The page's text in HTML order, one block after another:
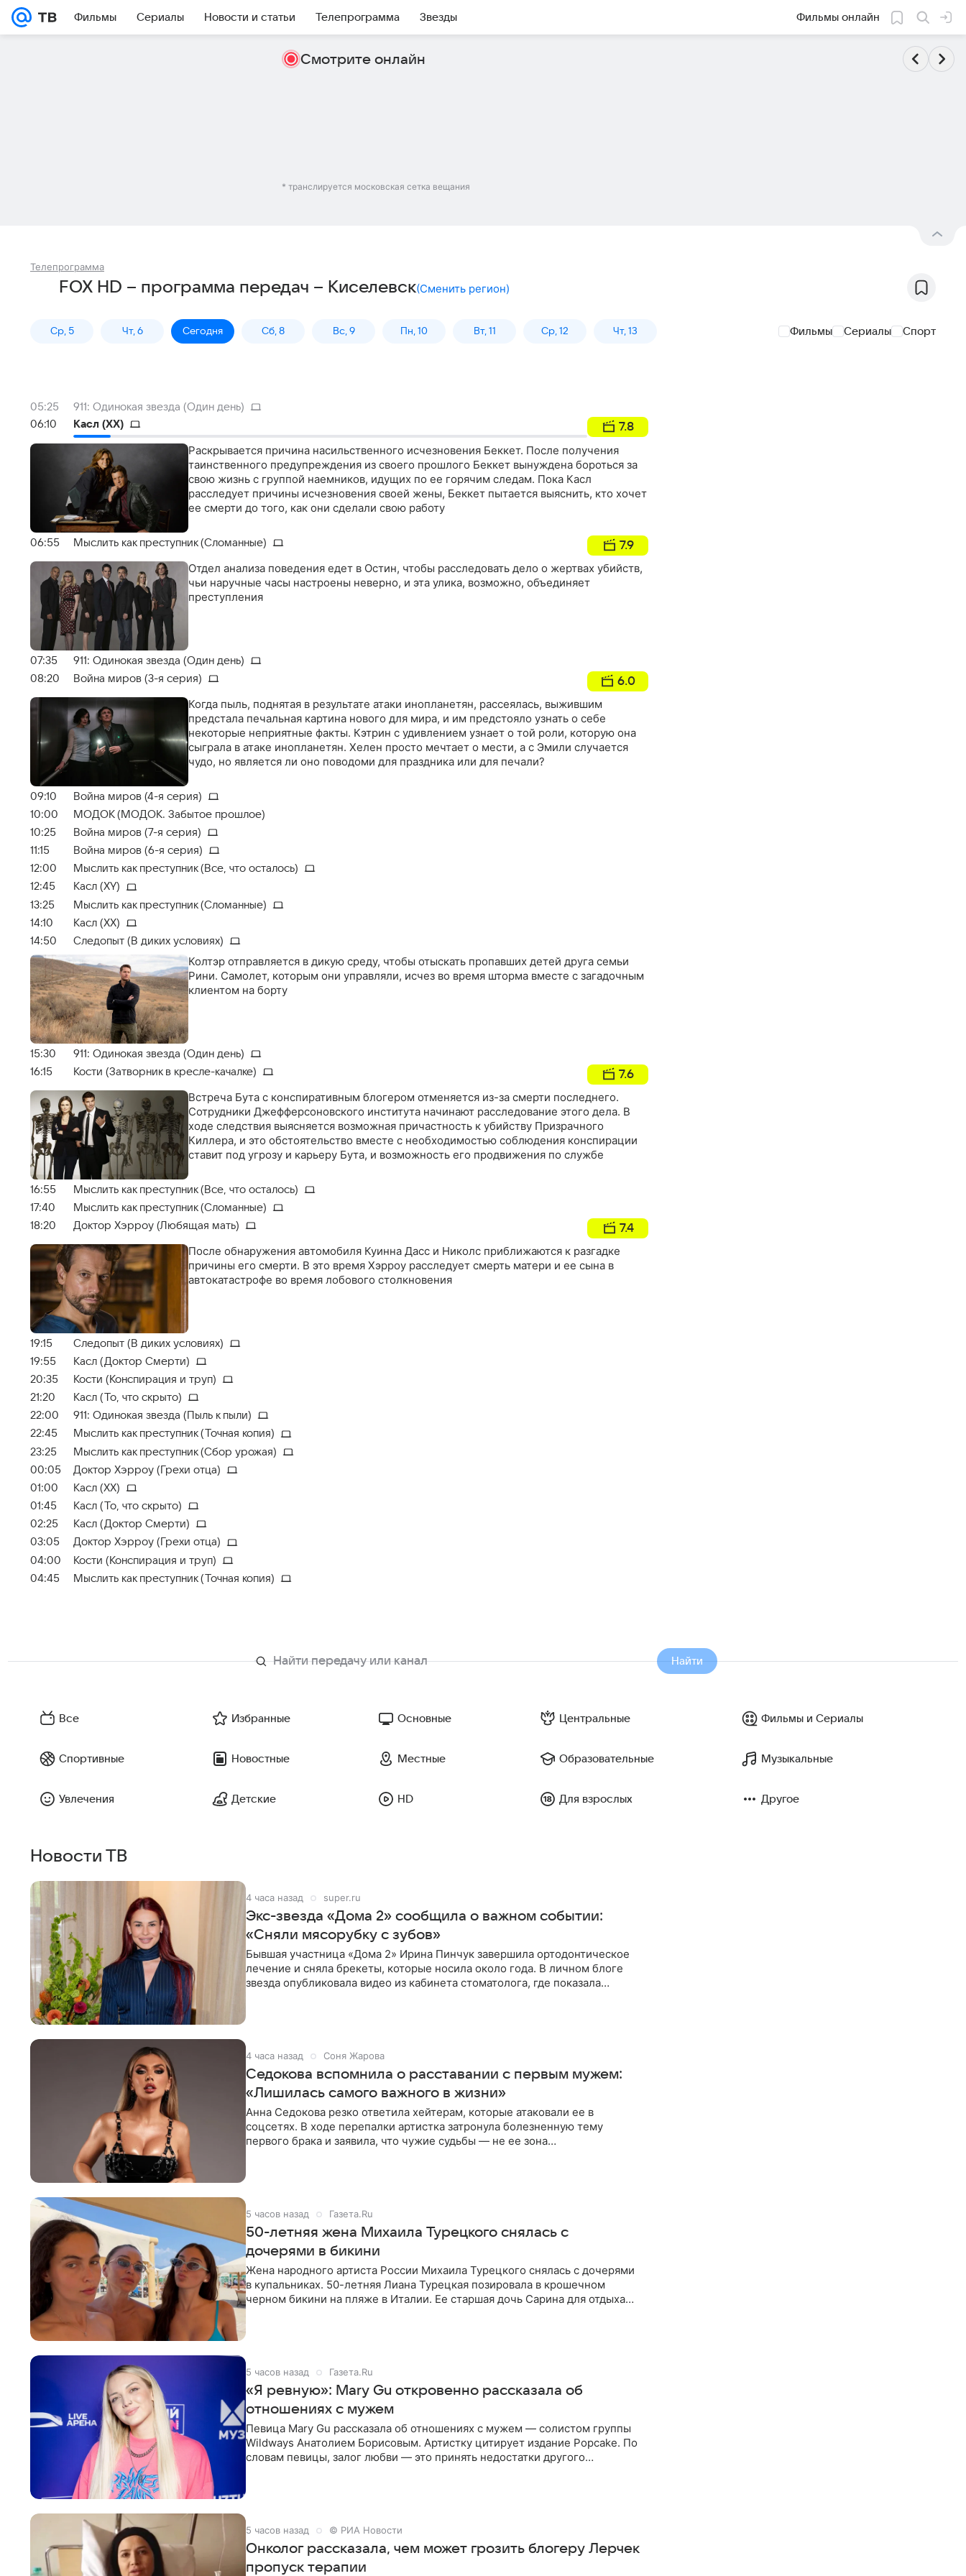
Фильмы Сериалы Новости и статьи Телепрограмма Звезды Фильмы онлайн
Смотрите онлайн
* транслируется московская сетка вещания
Телепрограмма
FOX HD – программа передач – Киселевск(Сменить регион)
Ср, 5 Чт, 6 Сегодня Сб, 8 Вс, 9 Пн, 10 Вт, 11 Ср, 12 Чт, 13 Фильмы Сериалы Спорт
05:25
911: Одинокая звезда (Один день)
06:10
Касл (XX) 7.8
Раскрывается причина насильственного исчезновения Беккет. После получения
таинственного предупреждения из своего прошлого Беккет вынуждена бороться за
свою жизнь с группой наемников, идущих по ее горячим следам. Пока Касл
расследует причины исчезновения своей жены, Беккет пытается выяснить, кто хочет
ее смерти до того, как они сделали свою работу
06:55 Мыслить как преступник (Сломанные) 7.9
Отдел анализа поведения едет в Остин, чтобы расследовать дело о жертвах убийств,
чьи наручные часы настроены неверно, и эта улика, возможно, объединяет
преступления
07:35
911: Одинокая звезда (Один день)
08:20
Война миров (3-я серия) 6.0
Когда пыль, поднятая в результате атаки инопланетян, рассеялась, выжившим
предстала печальная картина нового для мира, и им предстояло узнать о себе
некоторые неприятные факты. Кэтрин с удивлением узнает о той роли, которую она
сыграла в атаке инопланетян. Хелен просто мечтает о мести, а с Эмили случается
чудо, но является ли оно поводоми для праздника или для печали?
09:10
Война миров (4-я серия)
10:00
МОДОК (МОДОК. Забытое прошлое)
10:25
Война миров (7-я серия)
11:15
Война миров (6-я серия)
12:00
Мыслить как преступник (Все, что осталось)
12:45
Касл (XY)
13:25
Мыслить как преступник (Сломанные)
14:10
Касл (XX)
14:50
Следопыт (В диких условиях)
Колтэр отправляется в дикую среду, чтобы отыскать пропавших детей друга семьи
Рини. Самолет, которым они управляли, исчез во время шторма вместе с загадочным
клиентом на борту
15:30
911: Одинокая звезда (Один день)
16:15
Кости (Затворник в кресле-качалке) 7.6
Встреча Бута с конспиративным блогером отменяется из-за смерти последнего.
Сотрудники Джефферсоновского института начинают расследование этого дела. В
ходе следствия выясняется возможная причастность к убийству Призрачного
Киллера, и это обстоятельство вместе с необходимостью соблюдения конспирации
ставит под угрозу и карьеру Бута, и возможность его продвижения по службе
16:55
Мыслить как преступник (Все, что осталось)
17:40
Мыслить как преступник (Сломанные)
18:20
Доктор Хэрроу (Любящая мать) 7.4
После обнаружения автомобиля Куинна Дасс и Николс приближаются к разгадке
причины его смерти. В это время Хэрроу расследует смерть матери и ее сына в
автокатастрофе во время лобового столкновения
19:15
Следопыт (В диких условиях)
19:55
Касл (Доктор Смерти)
20:35
Кости (Конспирация и труп)
21:20
Касл (То, что скрыто)
22:00
911: Одинокая звезда (Пыль к пыли)
22:45
Мыслить как преступник (Точная копия)
23:25
Мыслить как преступник (Сбор урожая)
00:05
Доктор Хэрроу (Грехи отца)
01:00
Касл (XX)
01:45
Касл (То, что скрыто)
02:25
Касл (Доктор Смерти)
03:05
Доктор Хэрроу (Грехи отца)
04:00
Кости (Конспирация и труп)
04:45
Мыслить как преступник (Точная копия)
Найти
Все Избранные Основные Центральные Фильмы и Сериалы
Спортивные Новостные Местные Образовательные Музыкальные
Увлечения Детские HD Для взрослых Другое
Новости ТВ
4 часа назад super.ru
Экс-звезда «Дома 2» сообщила о важном событии:
«Сняли мясорубку с зубов»
Бывшая участница «Дома 2» Ирина Пинчук завершила ортодонтическое
лечение и сняла брекеты, которые носила около года. В личном блоге
звезда опубликовала видео из кабинета стоматолога, где показала
4 часа назад Соня Жарова
Седокова вспомнила о расставании с первым мужем:
«Лишилась самого важного в жизни»
Анна Седокова резко ответила хейтерам, которые атаковали ее в
соцсетях. В ходе перепалки артистка затронула болезненную тему
первого брака и заявила, что чужие судьбы — не ее зона
5 часов назад Газета.Ru
50-летняя жена Михаила Турецкого снялась с
дочерями в бикини
Жена народного артиста России Михаила Турецкого снялась с дочерями
в купальниках. 50-летняя Лиана Турецкая позировала в крошечном
черном бикини на пляже в Италии. Ее старшая дочь Сарина для отдыха
5 часов назад Газета.Ru
«Я ревную»: Mary Gu откровенно рассказала об
отношениях с мужем
Певица Mary Gu рассказала об отношениях с мужем — солистом группы
Wildways Анатолием Борисовым. Артистку цитирует издание Popcake. По
словам певицы, залог любви — это принять недостатки другого
5 часов назад © РИА Новости
Онколог рассказала, чем может грозить блогеру Лерчек
пропуск терапии